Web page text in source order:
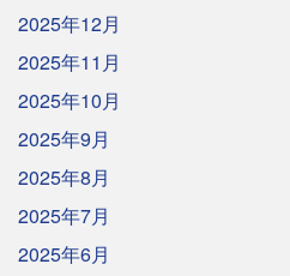
2025年12月
2025年11月
2025年10月
2025年9月
2025年8月
2025年7月
2025年6月